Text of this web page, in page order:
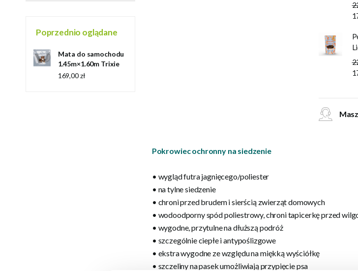
Poprzednio oglądane
Mata do samochodu
1.45m×1.60m Trixie
169,00 zł
Pokrowiec ochronny na siedzenie
• wyglądfutrajagnięcego/poliester
• natylne siedzenie
• chroni przedbrudem isierścią zwierząt domowych
• wodoodpornyspódpoliestrowy,chronitapicerkęprzed
• wygodne, przytulnenadłuższą podróż
• szczególnieciepłe iantypoślizgowe
• ekstrawygodne ze względu namiękką wyściółkę
• szczelinyna pasekumożliwiają przypięciepsa